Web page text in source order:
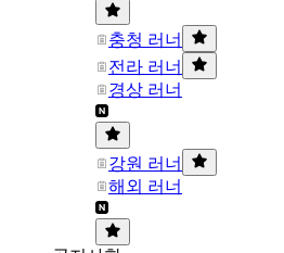
충청 러너
전라 러너
경상 러너
강원 러너
해외 러너